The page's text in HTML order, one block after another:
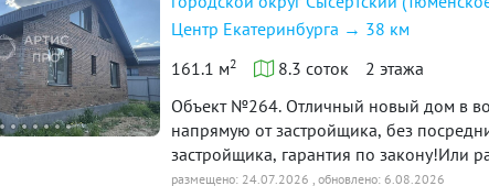
электричества по дому. Натяжные потолки.
школа, детский сад, магазины,
новые асфальтированные дороги Цена
ипотека и другие программы. Поможем
Центр Екатеринбурга → 38 км
161.1 м2 8.3 соток 2 этажа
Объект №264. Отличный новый дом в волшебном месте. Лучшая локация!Продажа
напрямую от застройщика, без
застройщика, гарантия по закону!Или
Солнечном!Дом 161,1 м2, участок 8,25
размещено: 24.07.2026 , обновлено: 6.08.2026